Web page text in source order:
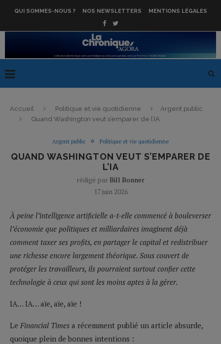
QUI SOMMES-NOUS ? NOS NEWSLETTERS MENTIONS LÉGALES
Accueil Politique et vie quotidienne
Argent public
Quand Washington veut s’emparer de l’IA
Argent public Politique et vie quotidienne
QUAND WASHINGTON VEUT S’EMPARER DE
L’IA
rédigé par Bill Bonner
17 juin 2026
À peine l’intelligence artificielle a-t-elle commencé à bouleverser
l’économie que politiques et milliardaires imaginent déjà
comment taxer ses profits, en partager le capital et redistribuer
une richesse encore largement théorique. Sous couvert de
protéger les travailleurs, ils pourraient surtout confier cette
technologie à ceux qui sont les moins aptes à la gérer.
IA… IA… aïe, aïe, aïe !
Le Financial Times a récemment publié un article absurde,
quoique plein de bonnes intentions :